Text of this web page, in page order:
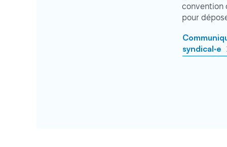
convention
pour
syndical·e